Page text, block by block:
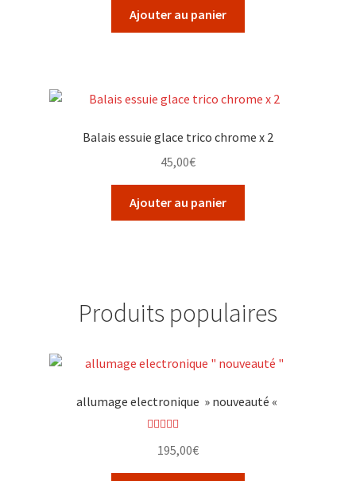
Ajouter au panier
Balais essuie glace trico chrome x 2
45,00€
Ajouter au panier
Produits populaires
allumage electronique » nouveauté «
5
195,00€